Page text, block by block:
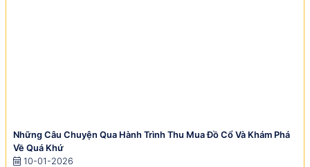
Những Câu Chuyện Qua Hành Trình Thu Mua Đồ Cổ Và Khám Phá
Về Quá Khứ
10-01-2026